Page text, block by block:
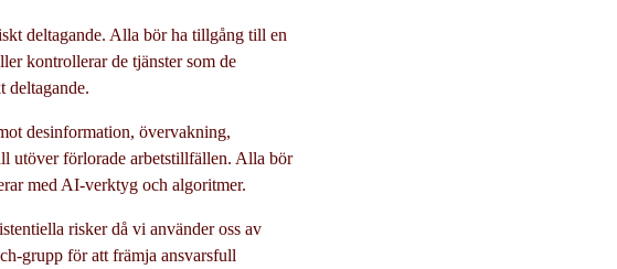
deltagande. Alla bör ha tillgång till en
kontrollerar de tjänster som de
deltagande.
desinformation, övervakning,
utöver förlorade arbetstillfällen. Alla bör
med AI-verktyg och algoritmer.
risker då vi använder oss av
grupp för att främja ansvarsfull